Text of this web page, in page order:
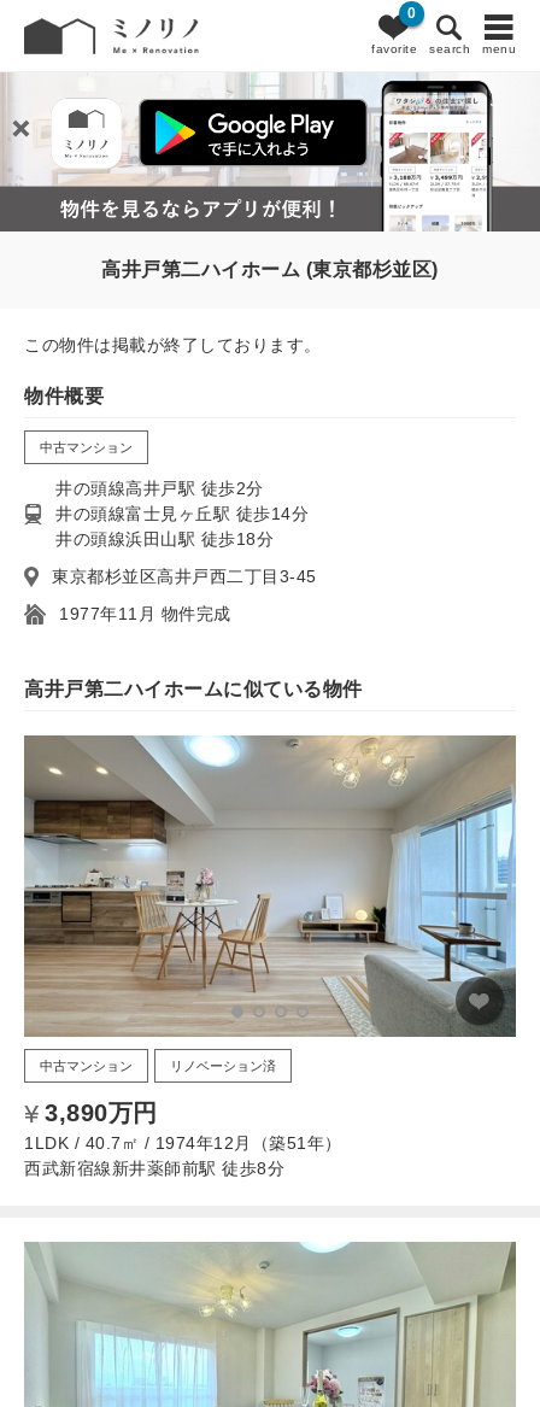
favorite
0
search menu
高井戸第二ハイホーム (東京都杉並区)
この物件は掲載が終了しております。
物件概要
中古マンション
井の頭線高井戸駅 徒歩2分
井の頭線富士見ヶ丘駅 徒歩14分
井の頭線浜田山駅 徒歩18分
東京都杉並区高井戸西二丁目3-45
1977年11月 物件完成
高井戸第二ハイホームに似ている物件
中古マンション リノベーション済
3,890万円
1LDK / 40.7㎡ / 1974年12月（築51年）
西武新宿線新井薬師前駅 徒歩8分